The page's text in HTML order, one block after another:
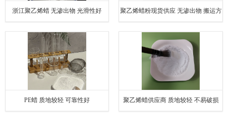
浙江聚乙烯蜡 无渗出物 光滑性好 聚乙烯蜡粉现货供应 无渗出物 搬运方
PE蜡 质地较轻 可靠性好 聚乙烯蜡供应商 质地较轻 不易破损